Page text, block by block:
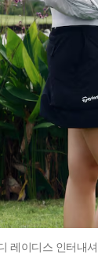
레이디스 인터내